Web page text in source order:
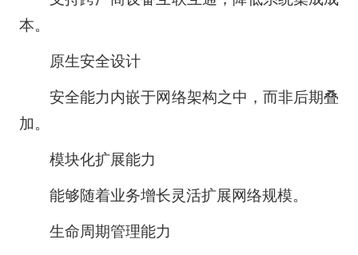
本。
原生安全设计
安全能力内嵌于网络架构之中，而非后期叠
加。
模块化扩展能力
能够随着业务增长灵活扩展网络规模。
生命周期管理能力